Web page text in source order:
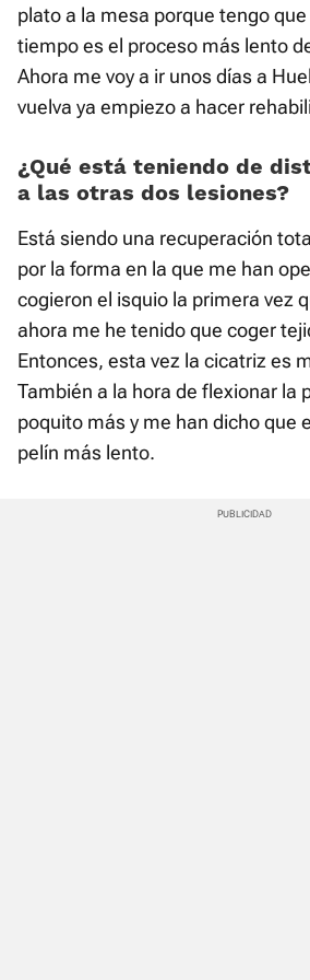
plato a la mesa porque tengo
tiempo es el proceso más lento
Ahora me voy a ir unos días a
vuelva ya empiezo a hacer
¿Qué está teniendo de
a las otras dos lesiones?
Está siendo una recuperación
por la forma en la que me han
cogieron el isquio la primera vez
ahora me he tenido que coger
Entonces, esta vez la cicatriz es
También a la hora de flexionar la
poquito más y me han dicho que
pelín más lento.